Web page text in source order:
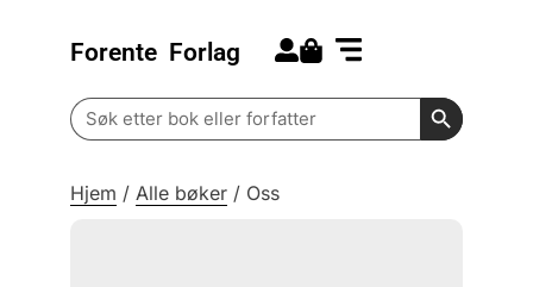
Forente Forlag
Search
for:
Search
Hjem / Alle bøker / Oss